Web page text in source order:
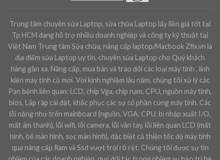
Trung tâm chuyên sửa Laptop, sửa chữa Laptop lấy liền giá tốt tại
Tp HCM đang hỗ trợ nhiều doanh nghiệp và công ty kỹ thuật tại
Việt Nam Trung tâm Sửa chữa, nâng cấp laptop/Macbook Zfix.vn là
địa điểm sửa Laptop uy tín, chuyên sửa Laptop cho Quý khách
hàng gần xa. Nâng cấp, mua bán và trao đổi các loại máy tính , linh
kiện máy tính cũ mới. Với kinh nghiệm lâu năm, chúng tôi xử lý các
Pan bệnh liên quan: LCD, chip Vga, chip nam, CPU, nguồn máy tính,
bios, Lắp ráp cài đặt, khắc phục các sự cố phần cứng máy tính. Các
lỗi nặng như trên mainboard (nguồn, VGA, CPU, bị nhập xuất I/O,
mất âm thanh), lỗi wifi, lỗi camera, lỗi vân tay, lỗi liên quan LCD (mất
hình, bể màn hình, sọc màn hình), đặc biệt cả thiện tốc độ máy tính
qua nâng cấp Ram và Ssd vượt trội rõ rệt. Chúng tôi được sự tín